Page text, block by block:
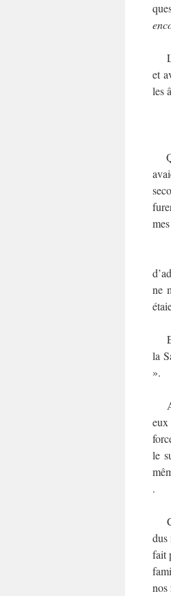
et
les
ne
la
».
eux
le
.
dus
fait
nos